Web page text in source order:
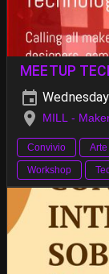
MEETUP
MILL -
Convivio Arte
Workshop